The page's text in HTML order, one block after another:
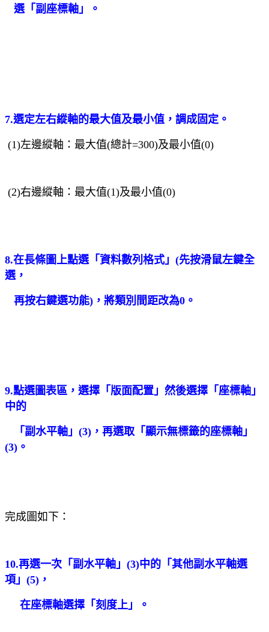
選 「 副座標軸 」 。
7.選定左右縱軸的最大值及最小值 ，調成固定。
(1)左邊縱軸：最大值(總計=300)及最小值(0)
(2)右邊縱軸：最大值(1)及最小值(0)
8.在長條圖上點選「資料數列格式」 (先按滑鼠左鍵全
選，
再按右鍵選功能) ， 將類別間距改為0 。
9.點選圖表區，選擇「版面配置」然後選擇「座標軸」
中的
「副水平軸」 (3) ，再選取「顯示無標籤的座標軸」
(3) 。
完成圖如下：
10.再選一次「副水平軸」 (3)中的「其他副水平軸選
項」 (5) ，
在座標軸選擇「刻度上」。